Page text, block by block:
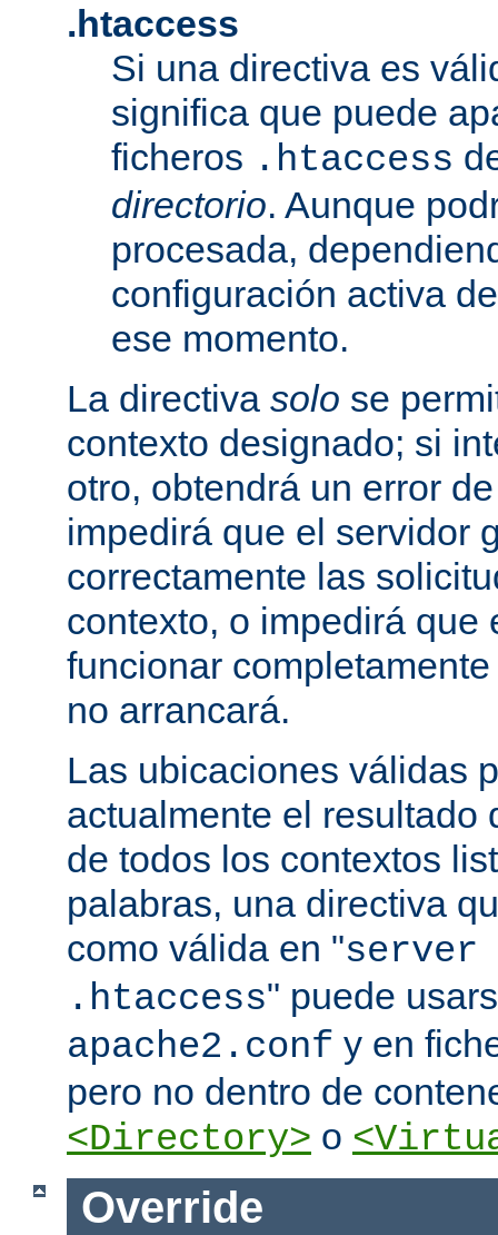
.htaccess
Si una directiva es
significa que puede
ficheros .htaccess
directorio. Aunque
procesada,
configuración activa
ese momento.
La directiva solo se
contexto designado; si
otro, obtendrá un error
impedirá que el servidor
correctamente las
contexto, o impedirá que
funcionar
no arrancará.
Las ubicaciones válidas
actualmente el resultado
de todos los contextos
palabras, una directiva
como válida en "
.htaccess" puede
apache2.conf y en
pero no dentro de
<Directory> o
Override